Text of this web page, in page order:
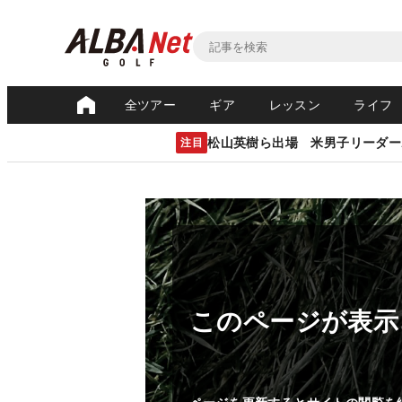
全ツアー ギア レッスン ライフ
注目 松山英樹ら出場 米男子リーダ
このページが表